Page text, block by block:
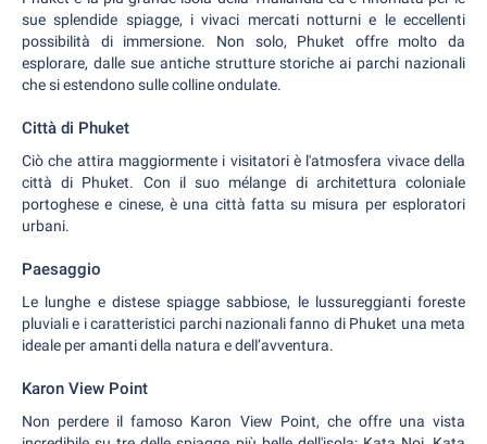
sue splendide spiagge, i vivaci mercati notturni e le eccellenti
possibilità di immersione. Non solo, Phuket offre molto da
esplorare, dalle sue antiche strutture storiche ai parchi nazionali
che si estendono sulle colline ondulate.
Città di Phuket
Ciò che attira maggiormente i visitatori è l'atmosfera vivace della
città di Phuket. Con il suo mélange di architettura coloniale
portoghese e cinese, è una città fatta su misura per esploratori
urbani.
Paesaggio
Le lunghe e distese spiagge sabbiose, le lussureggianti foreste
pluviali e i caratteristici parchi nazionali fanno di Phuket una meta
ideale per amanti della natura e dell’avventura.
Karon View Point
Non perdere il famoso Karon View Point, che offre una vista